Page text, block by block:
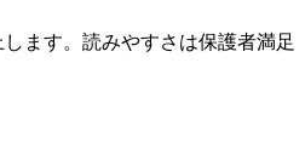
ます。読みやすさは保護者満足